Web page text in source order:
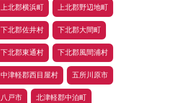
上北郡横浜町 上北郡野辺地町
下北郡佐井村 下北郡大間町
下北郡東通村 下北郡風間浦村
中津軽郡西目屋村 五所川原市
八戸市 北津軽郡中泊町